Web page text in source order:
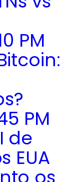
PM
PM
de
EUA